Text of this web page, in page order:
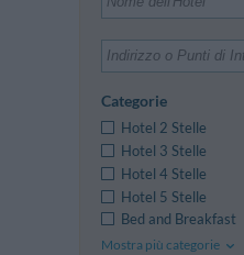
Categorie
Hotel 2 Stelle
Hotel 3 Stelle
Hotel 4 Stelle
Hotel 5 Stelle
Bed and Breakfast
Mostra più categorie